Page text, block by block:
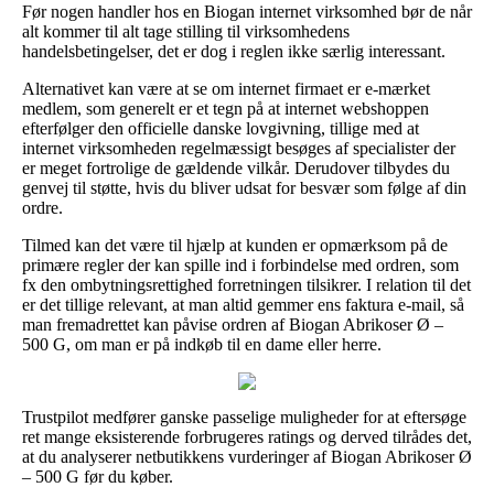
Før nogen handler hos en Biogan internet virksomhed bør de når
alt kommer til alt tage stilling til virksomhedens
handelsbetingelser, det er dog i reglen ikke særlig interessant.
Alternativet kan være at se om internet firmaet er e-mærket
medlem, som generelt er et tegn på at internet webshoppen
efterfølger den officielle danske lovgivning, tillige med at
internet virksomheden regelmæssigt besøges af specialister der
er meget fortrolige de gældende vilkår. Derudover tilbydes du
genvej til støtte, hvis du bliver udsat for besvær som følge af din
ordre.
Tilmed kan det være til hjælp at kunden er opmærksom på de
primære regler der kan spille ind i forbindelse med ordren, som
fx den ombytningsrettighed forretningen tilsikrer. I relation til det
er det tillige relevant, at man altid gemmer ens faktura e-mail, så
man fremadrettet kan påvise ordren af Biogan Abrikoser Ø –
500 G, om man er på indkøb til en dame eller herre.
Trustpilot medfører ganske passelige muligheder for at eftersøge
ret mange eksisterende forbrugeres ratings og derved tilrådes det,
at du analyserer netbutikkens vurderinger af Biogan Abrikoser Ø
– 500 G før du køber.